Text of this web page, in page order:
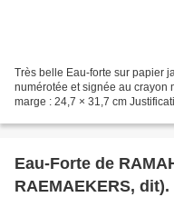
Très belle Eau-forte sur papier
numérotée et signée au crayon
marge : 24,7 × 31,7 cm
Eau-Forte de
RAEMAEKERS, dit).